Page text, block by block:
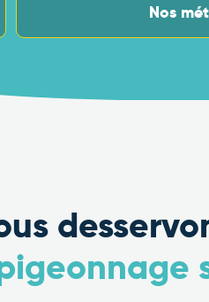
Nos